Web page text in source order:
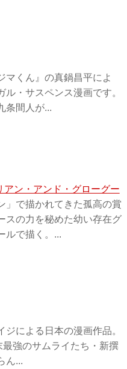
マくん』の真鍋昌平によ
・サスペンス漫画です。
条間人が...
アン・アンド・グローグー
」で描かれてきた孤高の賞
スの力を秘めた幼い存在グ
ルで描く。...
による日本の漫画作品。
強のサムライたち・新撰
ん...